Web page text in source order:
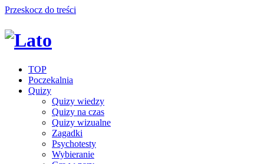
Przeskocz do treści
TOP
Poczekalnia
Quizy
Quizy wiedzy
Quizy na czas
Quizy wizualne
Zagadki
Psychotesty
Wybieranie